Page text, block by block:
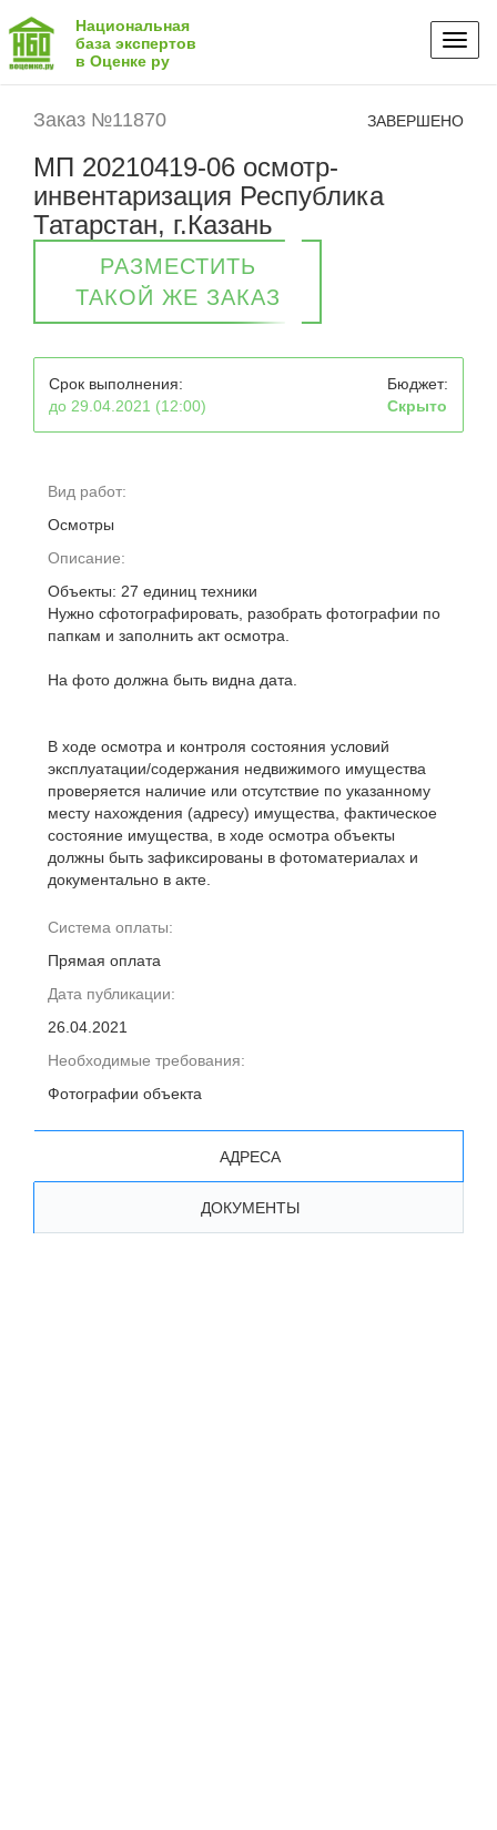
Национальная
база экспертов
в Оценке ру
Заказ №11870 ЗАВЕРШЕНО
МП 20210419-06 осмотр-
инвентаризация Республика
Татарстан, г.Казань
РАЗМЕСТИТЬ
ТАКОЙ ЖЕ ЗАКАЗ
Срок выполнения:
до 29.04.2021 (12:00)
Бюджет:
Скрыто
Вид работ:
Осмотры
Описание:
Объекты: 27 единиц техники
Нужно сфотографировать, разобрать фотографии по
папкам и заполнить акт осмотра.
На фото должна быть видна дата.
В ходе осмотра и контроля состояния условий
эксплуатации/содержания недвижимого имущества
проверяется наличие или отсутствие по указанному
месту нахождения (адресу) имущества, фактическое
состояние имущества, в ходе осмотра объекты
должны быть зафиксированы в фотоматериалах и
документально в акте.
Система оплаты:
Прямая оплата
Дата публикации:
26.04.2021
Необходимые требования:
Фотографии объекта
АДРЕСА
ДОКУМЕНТЫ